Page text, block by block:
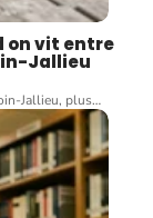
on vit entre
Jallieu
Jallieu, plus…